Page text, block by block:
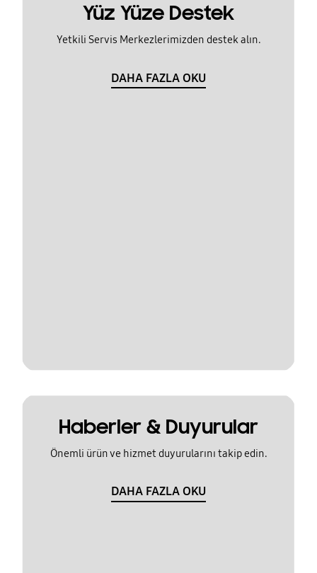
Yüz Yüze Destek
Yetkili Servis Merkezlerimizden destek alın.
DAHA FAZLA OKU
Haberler & Duyurular
Önemli ürün ve hizmet duyurularını takip edin.
DAHA FAZLA OKU